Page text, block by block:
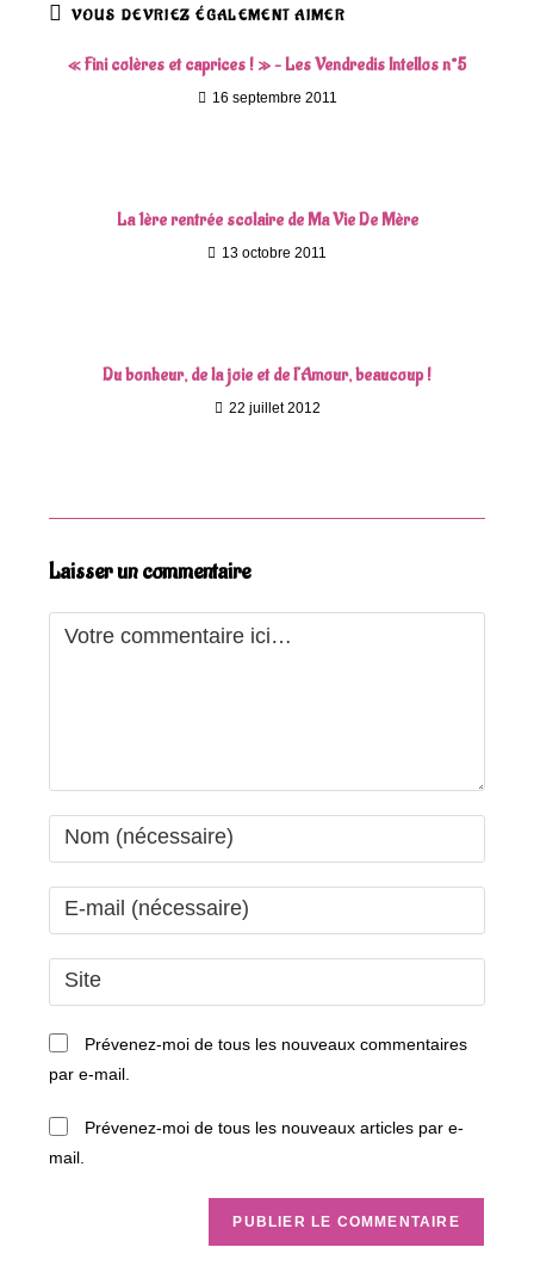
VOUS DEVRIEZ ÉGALEMENT AIMER
« Fini colères et caprices ! » – Les Vendredis Intellos n°5
16 septembre 2011
La 1ère rentrée scolaire de Ma Vie De Mère
13 octobre 2011
Du bonheur, de la joie et de l’Amour, beaucoup !
22 juillet 2012
Laisser un commentaire
Comment
Enter
your
name
comment
Enter
your
email
address
comment
Saisir
l’URL
de
(facultatif)
Prévenez-moi de tous les nouveaux commentaires
par e-mail.
Prévenez-moi de tous les nouveaux articles par e-
mail.